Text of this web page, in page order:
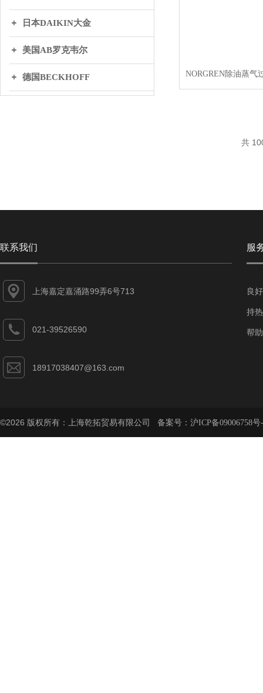
日本DAIKIN大金
美国AB罗克韦尔
德国BECKHOFF
共
联系我们
上海嘉定嘉涌路99弄6号713
021-39526590
18917038407@163.com
服
良
持
帮
©2026 版权所有：上海乾拓贸易有限公司 备案号： 沪ICP备09006758号